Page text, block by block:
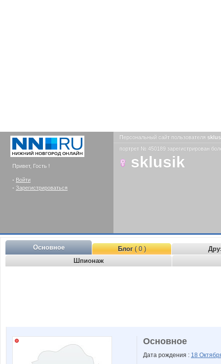
Привет, Гость !
- Войти
- Зарегистрироваться
Персональный сайт пользователя
портрет № 450189 зарегистрирован
sklusik
Основное Блог( 0 )
Шпионаж
Основное
Дата рождения : 18